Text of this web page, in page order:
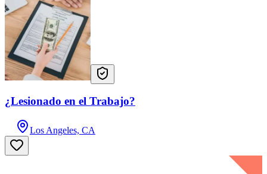
¿Lesionado en el Trabajo?
Los Angeles, CA